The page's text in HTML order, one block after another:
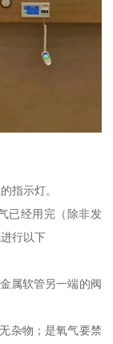
指示灯。
已经用完（除非发
行以下
属软管另一端的阀
杂物；是氧气要禁